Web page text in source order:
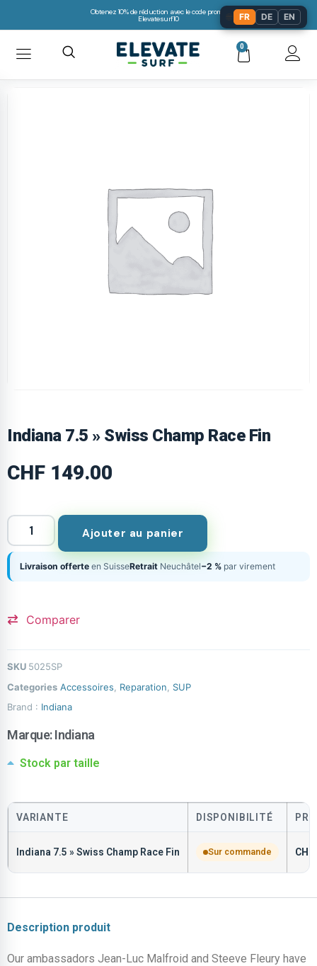
Obtenez 10% de réduction avec le code promo:
Elevatesurf10
0
Indiana 7.5 » Swiss Champ Race Fin
CHF 149.00
Ajouter au panier
Livraison offerte en SuisseRetrait Neuchâtel−2 % par virement
Comparer
SKU 5025SP
Categories Accessoires Reparation
SUP
Brand : Indiana
Marque:Indiana
Stock par taille
VARIANTE DISPONIBILITÉ
Indiana 7.5 » Swiss Champ Race Fin Sur commande CHF
Description produit
Our ambassadors Jean-Luc Malfroid and Steeve Fleury have
FR DE EN